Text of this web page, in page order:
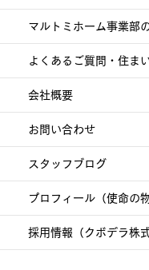
マルトミホーム事業部
会社概要
お問い合わせ
スタッフブログ
プロフィール（使命の物